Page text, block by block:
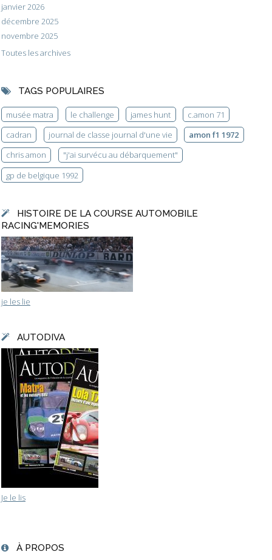
janvier 2026
décembre 2025
novembre 2025
Toutes les archives
TAGS POPULAIRES
musée matra le challenge james hunt
c.amon 71
cadran
journal de classe journal d'une vie
amon f1 1972
chris amon
"j'ai survécu au débarquement"
gp de belgique 1992
HISTOIRE DE LA COURSE AUTOMOBILE
RACING'MEMORIES
je les lie
AUTODIVA
Je le lis
À PROPOS